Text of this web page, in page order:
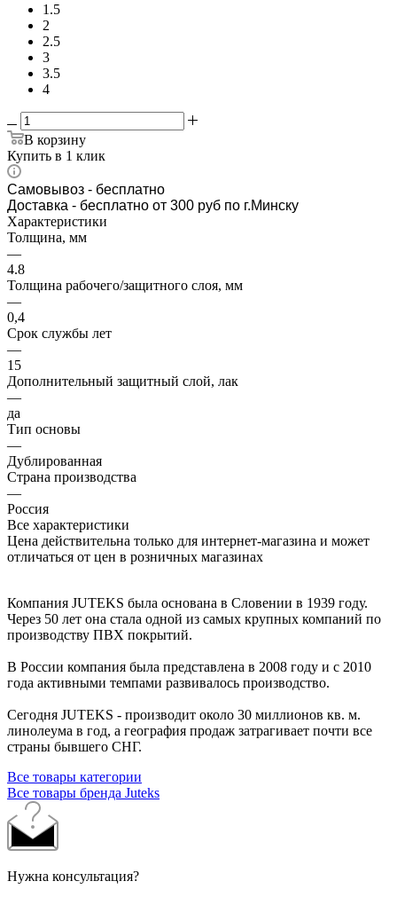
1.5
2
2.5
3
3.5
4
В корзину
Купить в 1 клик
Самовывоз - бесплатно
Доставка - бесплатно от 300 руб по г.Минску
Характеристики
Толщина, мм
—
4.8
Толщина рабочего/защитного слоя, мм
—
0,4
Срок службы лет
—
15
Дополнительный защитный слой, лак
—
да
Тип основы
—
Дублированная
Страна производства
—
Россия
Все характеристики
Цена действительна только для интернет-магазина и может
отличаться от цен в розничных магазинах
Компания JUTEKS была основана в Словении в 1939 году.
Через 50 лет она стала одной из самых крупных компаний по
производству ПВХ покрытий.
В России компания была представлена в 2008 году и с 2010
года активными темпами развивалось производство.
Сегодня JUTEKS - производит около 30 миллионов кв. м.
линолеума в год, а география продаж затрагивает почти все
страны бывшего СНГ.
Все товары категории
Все товары бренда Juteks
Нужна консультация?